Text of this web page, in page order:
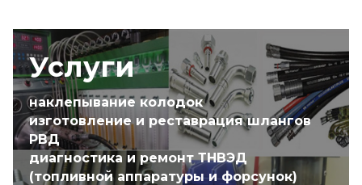
Услуги
наклепывание колодок
изготовление и реставрация шлангов
РВД
диагностика и ремонт ТНВЭД
(топливной аппаратуры и форсунок)